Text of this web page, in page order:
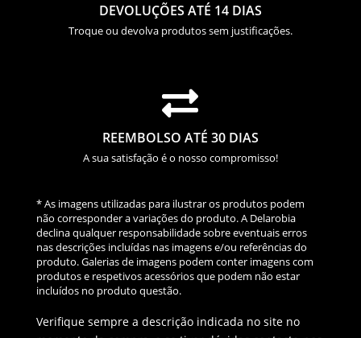
DEVOLUÇÕES ATÉ 14 DIAS
Troque ou devolva produtos sem justificações.

REEMBOLSO ATÉ 30 DIAS
A sua satisfação é o nosso compromisso!
* As imagens utilizadas para ilustrar os produtos podem
não corresponder a variações do produto. A Delarobia
declina qualquer responsabilidade sobre eventuais erros
nas descrições incluídas nas imagens e/ou referências do
produto. Galerias de imagens podem conter imagens com
produtos e respetivos acessórios que podem não estar
incluídos no produto questão.
Verifique sempre a descrição indicada no site no